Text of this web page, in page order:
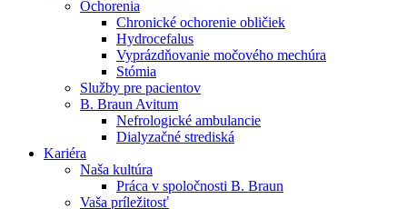
Ochorenia
Chronické ochorenie obličiek
Hydrocefalus
Vyprázdňovanie močového mechúra
Stómia
Služby pre pacientov
B. Braun Avitum
Nefrologické ambulancie
Dialyzačné strediská
Kariéra
Naša kultúra
Práca v spoločnosti B. Braun
Vaša príležitosť